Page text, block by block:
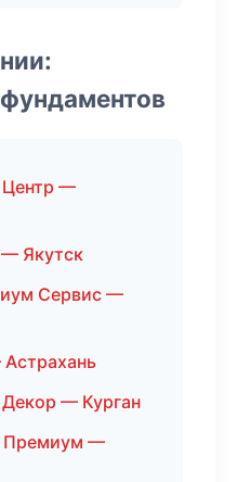
Центр —
Якутск
Сервис —
— Курган
Премиум —